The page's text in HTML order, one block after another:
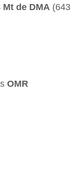
Mt de DMA (643
OMR